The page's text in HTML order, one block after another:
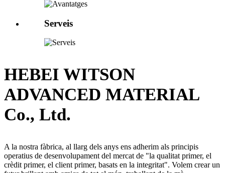
Serveis
HEBEI WITSON
ADVANCED MATERIAL
Co., Ltd.
A la nostra fàbrica, al llarg dels anys ens adherim als principis
operatius de desenvolupament del mercat de "la qualitat primer, el
crèdit primer, el client primer, basats en la integritat". Volem crear un